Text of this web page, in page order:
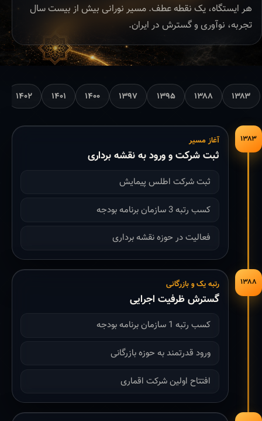
هر ایستگاه، یک نقطه عطف. مسیر نورانی بیش از بیست سال
تجربه، نوآوری و گسترش در ایران.
۱۳۸۳ ۱۳۸۸ ۱۳۹۵ ۱۳۹۷ ۱۴۰۰ ۱۴۰۱ ۱۴۰۲
۱۳۸۳ آغاز مسیر
ثبت شرکت و ورود به نقشه برداری
ثبت شرکت اطلس پیمایش
کسب رتبه 3 سازمان برنامه بودجه
فعالیت در حوزه نقشه برداری
۱۳۸۸ رتبه یک و بازرگانی
گسترش ظرفیت اجرایی
کسب رتبه 1 سازمان برنامه بودجه
ورود قدرتمند به حوزه بازرگانی
افتتاح اولین شرکت اقماری